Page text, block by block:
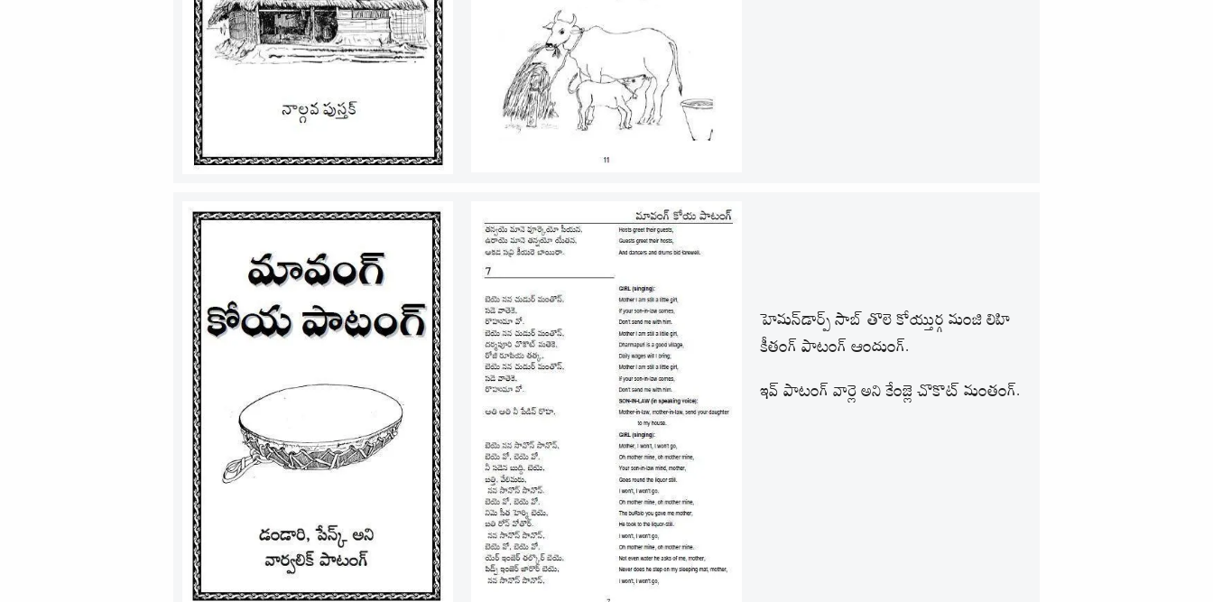
హెమన్‌డార్ప్‌ సాబ్ తొలె కోయ్తుర్గ మంజి లిహి
కీతంగ్ పాటంగ్ ఆందుంగ్.
ఇవ్ పాటంగ్ వార్లె అని కేంజ్లె చొకొట్ మంతంగ్.